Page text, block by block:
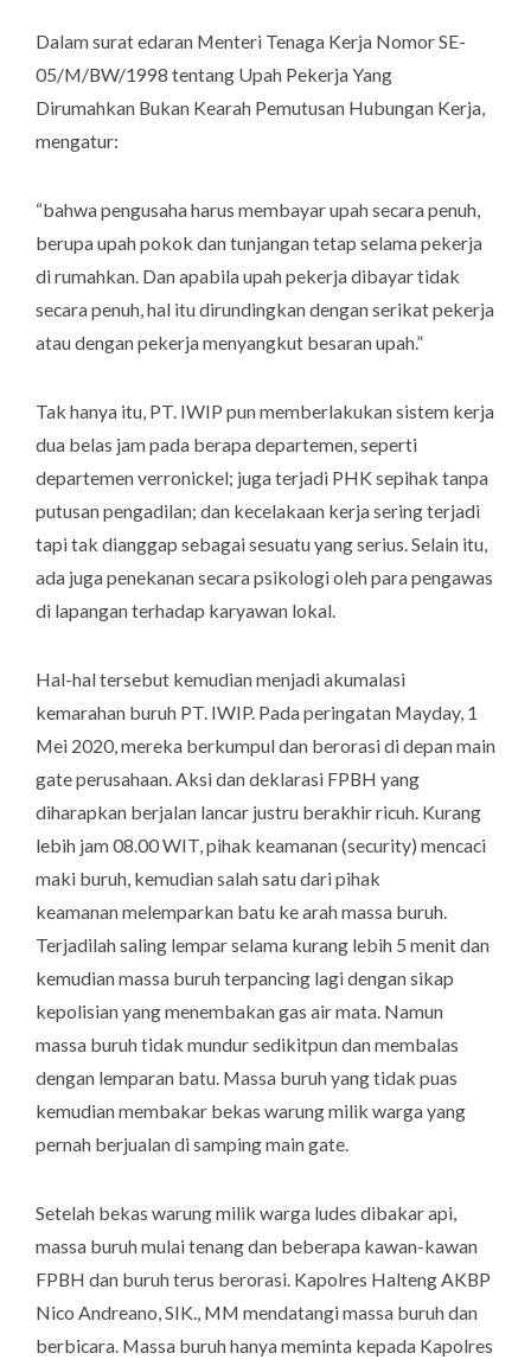
Dalam surat edaran Menteri Tenaga Kerja Nomor SE-
05/M/BW/1998 tentang Upah Pekerja Yang
Dirumahkan Bukan Kearah Pemutusan Hubungan Kerja,
mengatur:
“bahwa pengusaha harus membayar upah secara penuh,
berupa upah pokok dan tunjangan tetap selama pekerja
di rumahkan. Dan apabila upah pekerja dibayar tidak
secara penuh, hal itu dirundingkan dengan serikat pekerja
atau dengan pekerja menyangkut besaran upah.”
Tak hanya itu, PT. IWIP pun memberlakukan sistem kerja
dua belas jam pada berapa departemen, seperti
departemen verronickel; juga terjadi PHK sepihak tanpa
putusan pengadilan; dan kecelakaan kerja sering terjadi
tapi tak dianggap sebagai sesuatu yang serius. Selain itu,
ada juga penekanan secara psikologi oleh para pengawas
di lapangan terhadap karyawan lokal.
Hal-hal tersebut kemudian menjadi akumalasi
kemarahan buruh PT. IWIP. Pada peringatan Mayday, 1
Mei 2020, mereka berkumpul dan berorasi di depanmain
gateperusahaan. Aksi dan deklarasi FPBH yang
diharapkan berjalan lancar justru berakhir ricuh. Kurang
lebih jam 08.00 WIT, pihak keamanan (security) mencaci
maki buruh, kemudian salah satu dari pihak
keamanan melemparkan batu ke arah massa buruh.
Terjadilah saling lempar selama kurang lebih 5 menit dan
kemudian massa buruh terpancing lagi dengan sikap
kepolisian yang menembakan gas air mata. Namun
massa buruh tidak mundur sedikitpun dan membalas
dengan lemparan batu. Massa buruh yang tidak puas
kemudian membakar bekas warung milik warga yang
pernah berjualan di sampingmain gate.
Setelah bekas warung milik warga ludes dibakar api,
massa buruh mulai tenang dan beberapa kawan-kawan
FPBH dan buruh terus berorasi. Kapolres Halteng AKBP
Nico Andreano, SIK., MM mendatangi massa buruh dan
berbicara. Massa buruh hanya meminta kepada Kapolres